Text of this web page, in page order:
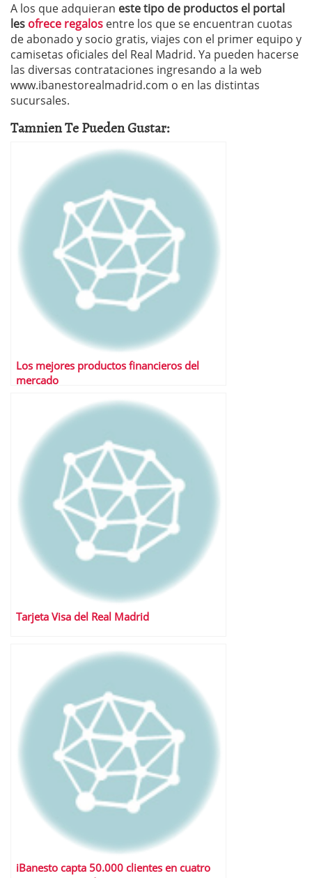
A los que adquieran este tipo de productos el portal
les ofrece regalos entre los que se encuentran cuotas
de abonado y socio gratis, viajes con el primer equipo y
camisetas oficiales del Real Madrid. Ya pueden hacerse
las diversas contrataciones ingresando a la web
www.ibanestorealmadrid.com o en las distintas
sucursales.
Tamnien Te Pueden Gustar:
Los mejores productos financieros del
mercado
Tarjeta Visa del Real Madrid
iBanesto capta 50.000 clientes en cuatro